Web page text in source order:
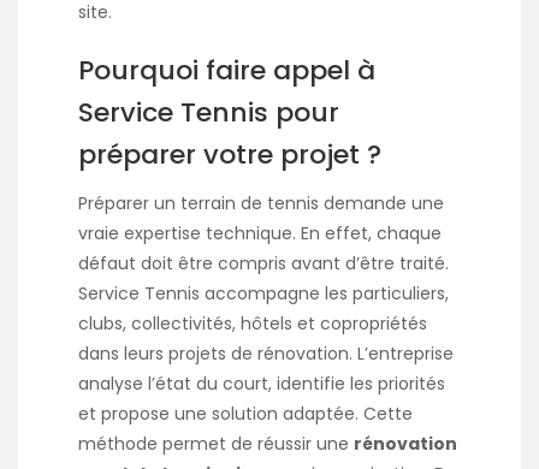
site.
Pourquoi faire appel à
Service Tennis pour
préparer votre projet ?
Préparer un terrain de tennis demande une
vraie expertise technique. En effet, chaque
défaut doit être compris avant d’être traité.
Service Tennis accompagne les particuliers,
clubs, collectivités, hôtels et copropriétés
dans leurs projets de rénovation. L’entreprise
analyse l’état du court, identifie les priorités
et propose une solution adaptée. Cette
méthode permet de réussir une rénovation